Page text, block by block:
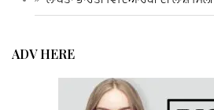
ADV HERE